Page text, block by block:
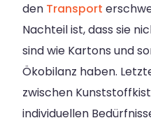
den Transport
Nachteil ist, dass sie
sind wie Kartons und
Ökobilanz haben.
zwischen
individuellen